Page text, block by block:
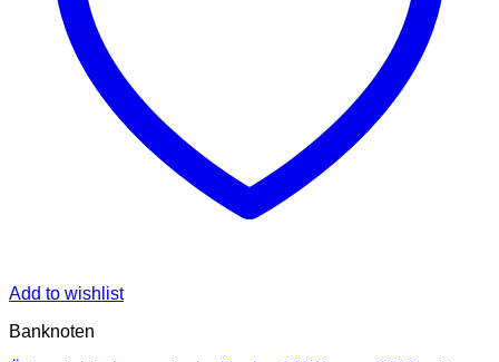
Add to wishlist
Banknoten